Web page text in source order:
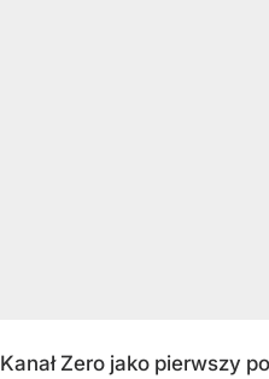
Kanał Zero jako pierwszy